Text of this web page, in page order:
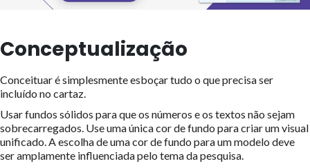
Conceptualização
Conceituar é simplesmente esboçar tudo o que precisa ser
incluído no cartaz.
Usar fundos sólidos para que os números e os textos não sejam
sobrecarregados. Use uma única cor de fundo para criar um visual
unificado. A escolha de uma cor de fundo para um modelo deve
ser amplamente influenciada pelo tema da pesquisa.